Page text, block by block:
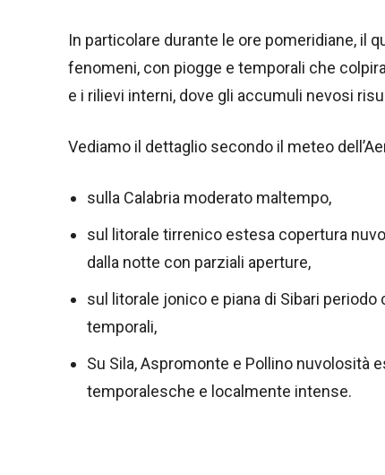
In particolare durante le ore pomeridiane, il
fenomeni, con piogge e temporali che
e i rilievi interni, dove gli accumuli nevosi
Vediamo il dettaglio secondo il meteo
sulla Calabria moderato maltempo,
sul litorale tirrenico estesa copertura
dalla notte con parziali aperture,
sul litorale jonico e piana di Sibari
temporali,
Su Sila, Aspromonte e Pollino nuvolosità
temporalesche e localmente intense.